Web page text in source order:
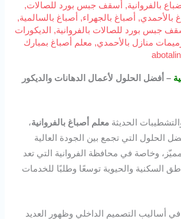
بالفروانية, أسقف جبس بورد للصالات,
بالأحمدي, أصباغ بالجهراء, أصباغ بالسالمية,
جبس بورد للصالات بالفروانية,
الديكورات
منازل بالأحمدي, معلم أصباغ بمبارك
– أفضل الحلول لأعمال الدهانات والديكور
الحديثةمعلم أصباغ بالفروانية،
الحلول التي تجمع بين الجودة العالية
وخاصة في محافظة الفروانية التي تعد
السكنية والحيوية توسعًا وطلبًا للخدمات
أساليب التصميم الداخلي وظهور العديد